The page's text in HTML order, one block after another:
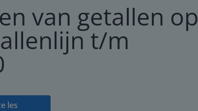
van getallen op
t/m
les